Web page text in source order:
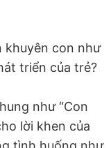
khuyên con như
triển của trẻ?
như “Con
lời khen của